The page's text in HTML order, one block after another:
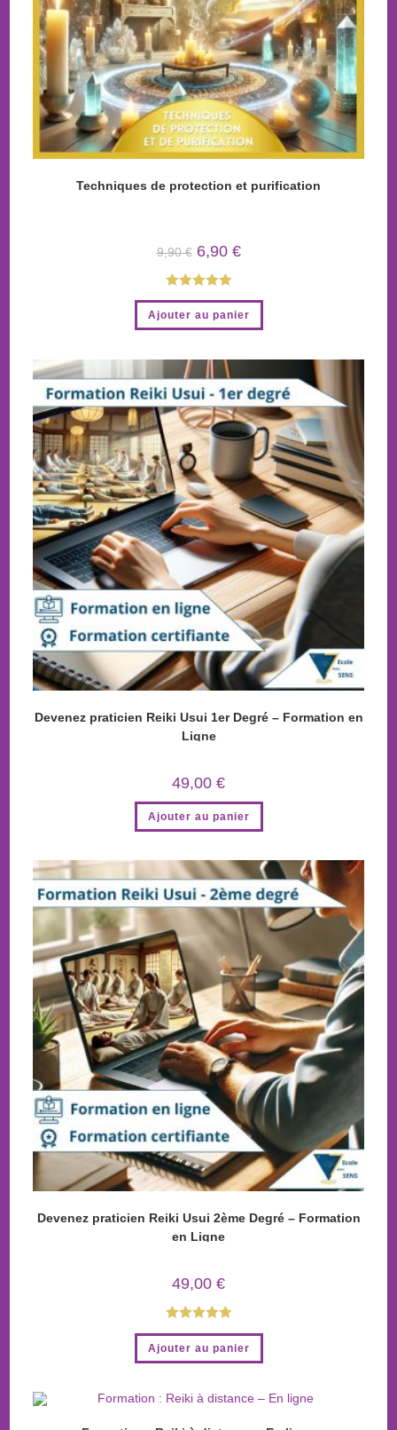
Techniques de protection et purification
9,90€ 6,90 €
Note5.00
sur 5
Ajouter au panier
Devenez praticien Reiki Usui 1er Degré – Formation en
Ligne
49,00 €
Ajouter au panier
Devenez praticien Reiki Usui 2ème Degré – Formation
en Ligne
49,00 €
Note5.00
sur 5
Ajouter au panier